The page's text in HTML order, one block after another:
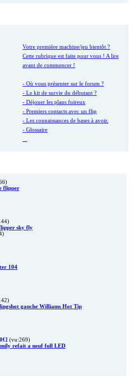
Votre première machine/jeu bientôt ?
Cette rubrique est faite pour vous ! A lire
avant de commencer !
- Où vous présenter sur le forum ?
- Le kit de survie du débutant ?
- Déjouer les plans foireux
- Premiers contacts avec un flip
- Les connaissances de bases à avoir.
- Glossaire
flipper
sky fly
104
gauche Williams Hot Tip
(vu:269)
refait a neuf full LED